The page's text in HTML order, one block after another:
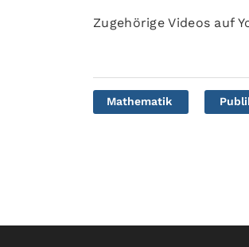
Zugehörige Videos auf
Mathematik